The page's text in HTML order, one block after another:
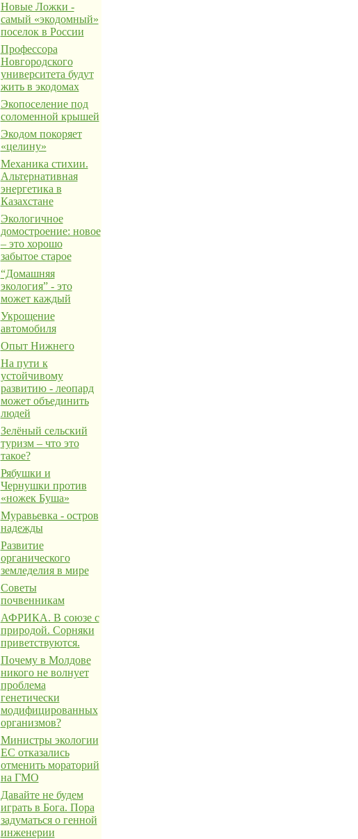
Новые Ложки -
самый «экодомный»
поселок в России
Профессора
Новгородского
университета будут
жить в экодомах
Экопоселение под
соломенной крышей
Экодом покоряет
«целину»
Механика стихии.
Альтернативная
энергетика в
Казахстане
Экологичное
домостроение: новое
– это хорошо
забытое старое
“Домашняя
экология” - это
может каждый
Укрощение
автомобиля
Опыт Нижнего
На пути к
устойчивому
развитию - леопард
может объединить
людей
Зелёный сельский
туризм – что это
такое?
Рябушки и
Чернушки против
«ножек Буша»
Муравьевка - остров
надежды
Развитие
органического
земледелия в мире
Советы
почвенникам
АФРИКА. В союзе с
природой. Сорняки
приветствуются.
Почему в Молдове
никого не волнует
проблема
генетически
модифицированных
организмов?
Министры экологии
ЕС отказались
отменить мораторий
на ГМО
Давайте не будем
играть в Бога. Пора
задуматься о генной
инженерии